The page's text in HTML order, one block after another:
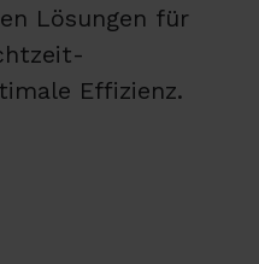
Lösungen für
Effizienz.